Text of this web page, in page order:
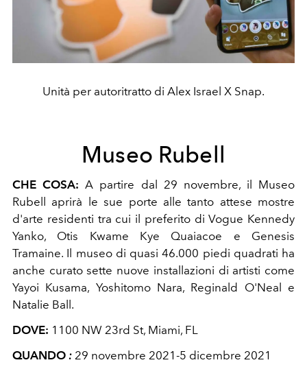
Unità per autoritratto di Alex Israel X Snap.
Museo Rubell
CHE COSA: A partire dal 29 novembre, il Museo
Rubell aprirà le sue porte alle tanto attese mostre
d'arte residenti tra cui il preferito di Vogue Kennedy
Yanko, Otis Kwame Kye Quaiacoe e Genesis
Tramaine. Il museo di quasi 46.000 piedi quadrati ha
anche curato sette nuove installazioni di artisti come
Yayoi Kusama, Yoshitomo Nara, Reginald O'Neal e
Natalie Ball.
DOVE: 1100 NW 23rd St, Miami, FL
QUANDO : 29 novembre 2021-5 dicembre 2021